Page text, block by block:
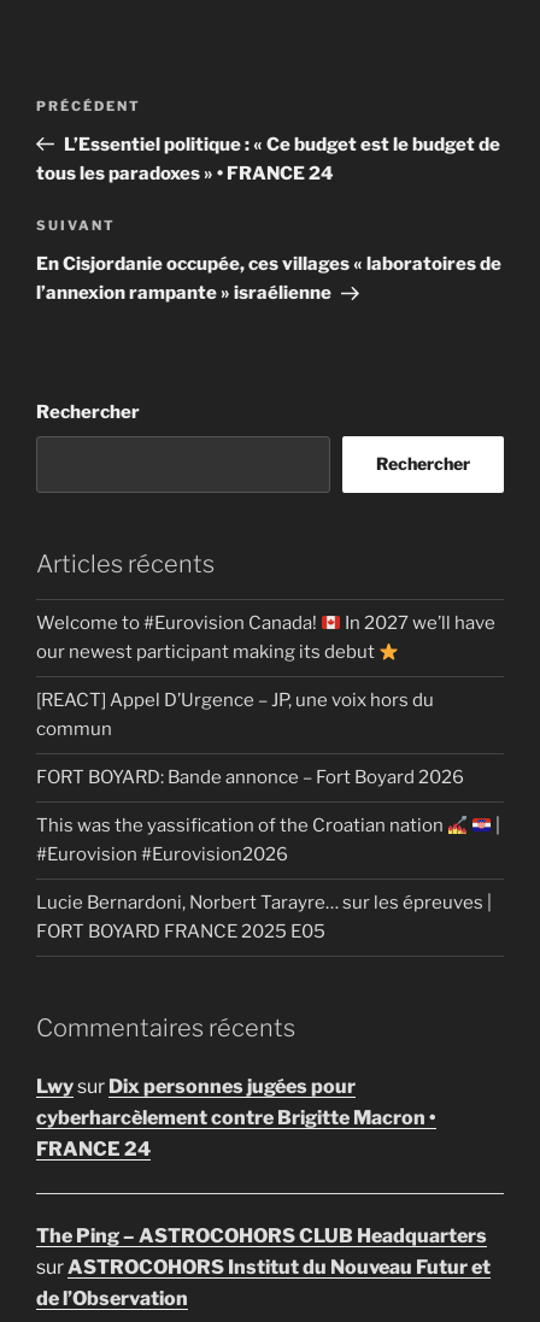
Navigation
l’article
Article
précédent
PRÉCÉDENT
L’Essentiel politique : « Ce budget est le budget de
tous les paradoxes » • FRANCE 24
Article
suivant
SUIVANT
En Cisjordanie occupée, ces villages « laboratoires de
l’annexion rampante » israélienne
Rechercher
Rechercher
Articles récents
Welcome to #Eurovision Canada!
In 2027 we’ll have
our newest participant making its debut
[REACT] Appel D’Urgence – JP, une voix hors du
commun
FORT BOYARD: Bande annonce – Fort Boyard 2026
This was the yassification of the Croatian nation
#Eurovision #Eurovision2026
Lucie Bernardoni, Norbert Tarayre… sur les épreuves |
FORT BOYARD FRANCE 2025 E05
Commentaires récents
Lwysur Dix personnes jugées pour
cyberharcèlement contre Brigitte Macron •
FRANCE 24
The Ping – ASTROCOHORS CLUB Headquarters
surASTROCOHORS Institut du Nouveau Futur et
de l’Observation